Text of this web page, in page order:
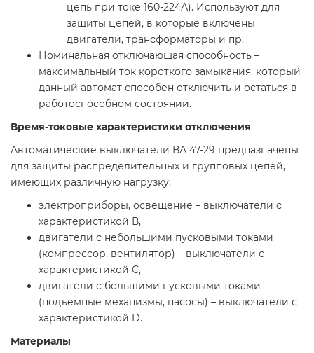
цепь при токе 160-224А). Используют для
защиты цепей, в которые включены
двигатели, трансформаторы и пр.
Номинальная отключающая способность –
максимальный ток короткого замыкания, который
данный автомат способен отключить и остаться в
работоспособном состоянии.
Время-токовые характеристики отключения
Автоматические выключатели ВА 47-29 предназначены
для защиты распределительных и групповых цепей,
имеющих различную нагрузку:
электроприборы, освещение – выключатели с
характеристикой В,
двигатели с небольшими пусковыми токами
(компрессор, вентилятор) – выключатели с
характеристикой C,
двигатели с большими пусковыми токами
(подъемные механизмы, насосы) – выключатели с
характеристикой D.
Материалы